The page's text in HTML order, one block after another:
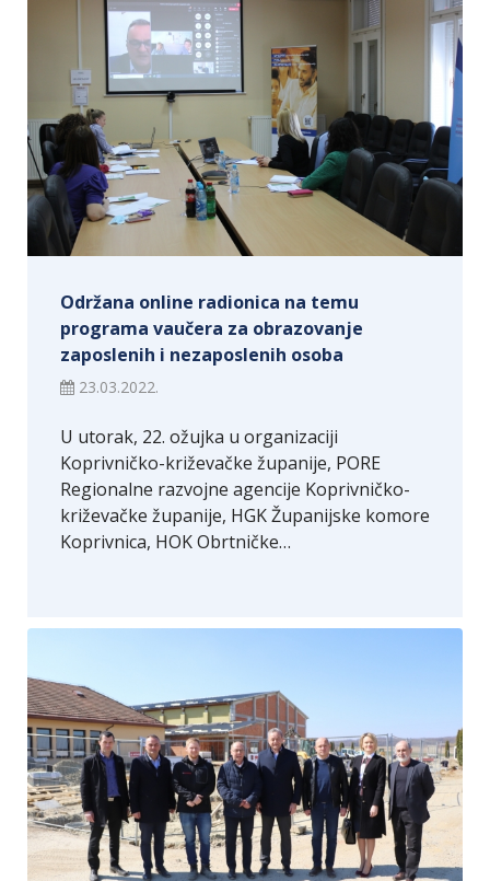
Održana online radionica na temu
programa vaučera za obrazovanje
zaposlenih i nezaposlenih osoba
23.03.2022.
U utorak, 22. ožujka u organizaciji
Koprivničko-križevačke županije, PORE
Regionalne razvojne agencije Koprivničko-
križevačke županije, HGK Županijske komore
Koprivnica, HOK Obrtničke…